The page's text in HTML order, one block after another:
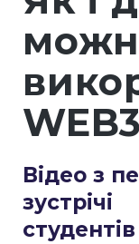
WEB3
Відео з
зустрічі